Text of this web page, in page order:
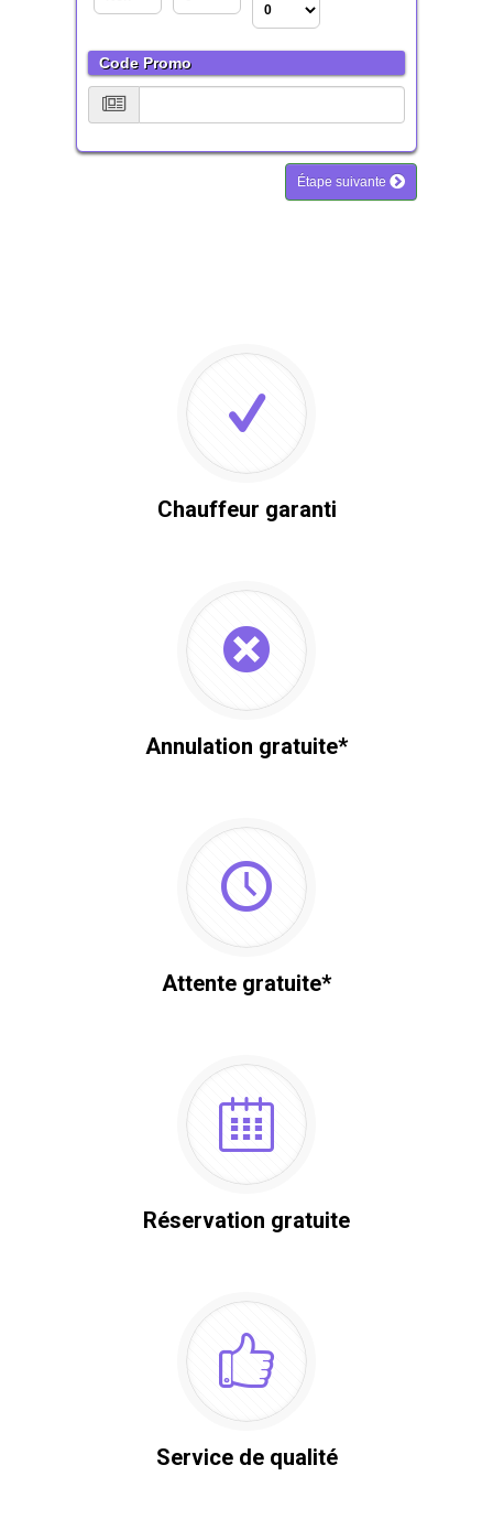
Chauffeur garanti
Annulation gratuite*
Attente gratuite*
Réservation gratuite
Service de qualité